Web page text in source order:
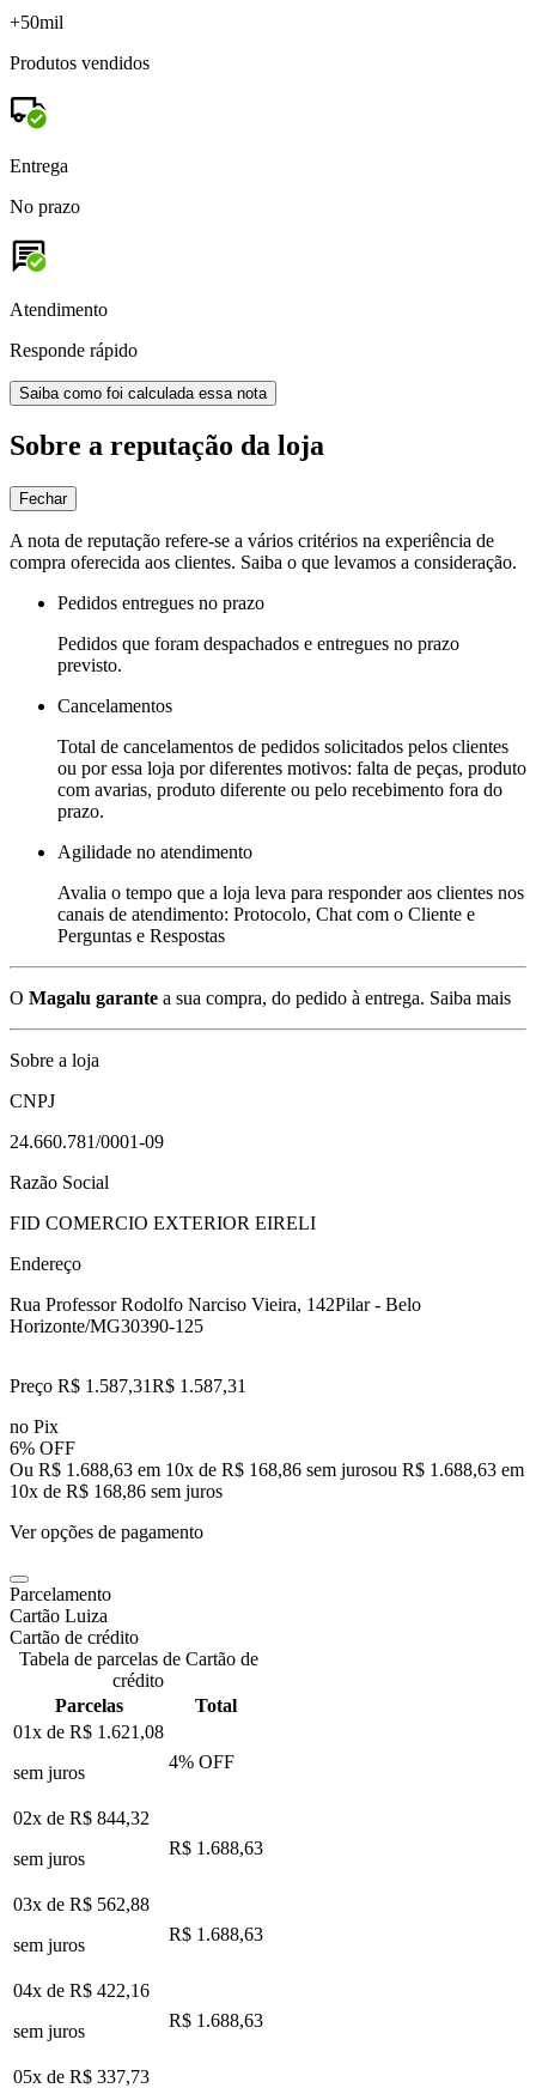
+50mil
Produtos vendidos
Entrega
No prazo
Atendimento
Responde rápido
Saiba como foi calculada essa nota
Sobre a reputação da loja
Fechar
A nota de reputação refere-se a vários critérios na experiência de
compra oferecida aos clientes. Saiba o que levamos a consideração.
Pedidos entregues no prazo
Pedidos que foram despachados e entregues no prazo
previsto.
Cancelamentos
Total de cancelamentos de pedidos solicitados pelos clientes
ou por essa loja por diferentes motivos: falta de peças, produto
com avarias, produto diferente ou pelo recebimento fora do
prazo.
Agilidade no atendimento
Avalia o tempo que a loja leva para responder aos clientes nos
canais de atendimento: Protocolo, Chat com o Cliente e
Perguntas e Respostas
O Magalu garante a sua compra, do pedido à entrega. Saiba mais
Sobre a loja
CNPJ
24.660.781/0001-09
Razão Social
FID COMERCIO EXTERIOR EIRELI
Endereço
Rua Professor Rodolfo Narciso Vieira, 142Pilar - Belo
Horizonte/MG30390-125
Preço R$ 1.587,31R$ 1.587,31
no Pix
6% OFF
Ou R$ 1.688,63 em 10x de R$ 168,86 sem jurosou R$ 1.688,63 em
10x de R$ 168,86 sem juros
Ver opções de pagamento
Parcelamento
Cartão Luiza
Cartão de crédito
Tabela de parcelas de Cartão de
crédito
Parcelas
Total
01x de R$ 1.621,08
sem juros
4% OFF
02x de R$ 844,32
sem juros
R$ 1.688,63
03x de R$ 562,88
sem juros
R$ 1.688,63
04x de R$ 422,16
sem juros
R$ 1.688,63
05x de R$ 337,73